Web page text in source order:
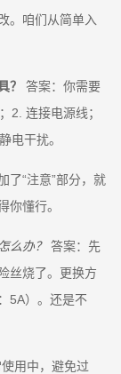
。咱们从简单入
？
答案：你需要
2. 连接电源线；
电干扰。
了“注意”部分，就
你懂行。
么办？ 答案：先
丝烧了。更换方
5A）。还是不
用中，避免过